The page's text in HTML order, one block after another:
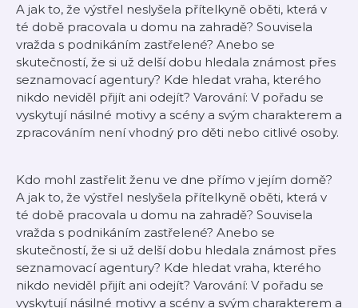
A jak to, že výstřel neslyšela přítelkyně oběti, která v
té době pracovala u domu na zahradě? Souvisela
vražda s podnikáním zastřelené? Anebo se
skutečností, že si už delší dobu hledala známost přes
seznamovací agentury? Kde hledat vraha, kterého
nikdo neviděl přijít ani odejít? Varování: V pořadu se
vyskytují násilné motivy a scény a svým charakterem a
zpracováním není vhodný pro děti nebo citlivé osoby.
Kdo mohl zastřelit ženu ve dne přímo v jejím domě?
A jak to, že výstřel neslyšela přítelkyně oběti, která v
té době pracovala u domu na zahradě? Souvisela
vražda s podnikáním zastřelené? Anebo se
skutečností, že si už delší dobu hledala známost přes
seznamovací agentury? Kde hledat vraha, kterého
nikdo neviděl přijít ani odejít? Varování: V pořadu se
vyskytují násilné motivy a scény a svým charakterem a